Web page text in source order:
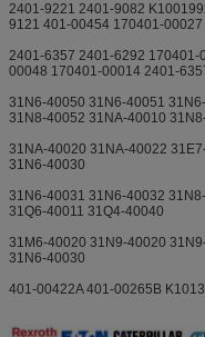
2401-9221 2401-9082
9121 401-00454 170401-00027
2401-6357 2401-6292
00048 170401-00014 2401-
31N6-40050 31N6-40051
31N8-40052 31NA-40010
31NA-40020 31NA-40022
31N6-40030
31N6-40031 31N6-40032
31Q6-40011 31Q4-40040
31M6-40020 31N9-40020
31N6-40030
401-00422A 401-00265B